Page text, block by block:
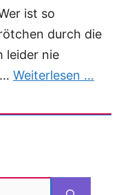
ist so
durch die
leider nie
Weiterlesen …